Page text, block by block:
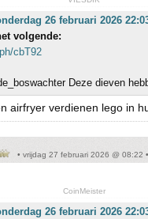
26 februari 2026
volgende:
cbT92
Deze dieven
airfryer verdienen lego in
• vrijdag 27 februari 2026 @ 08:22
CoinMeister
26 februari 2026